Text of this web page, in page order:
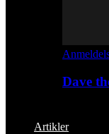
Dave
Artikler